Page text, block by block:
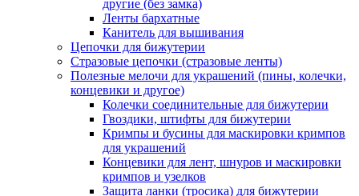
другие (без замка)
Ленты бархатные
Канитель для вышивания
Цепочки для бижутерии
Стразовые цепочки (стразовые ленты)
Полезные мелочи для украшений (пины, колечки,
концевики и другое)
Колечки соединительные для бижутерии
Гвоздики, штифты для бижутерии
Кримпы и бусины для маскировки кримпов
для украшений
Концевики для лент, шнуров и маскировки
кримпов и узелков
Защита ланки (тросика) для бижутерии